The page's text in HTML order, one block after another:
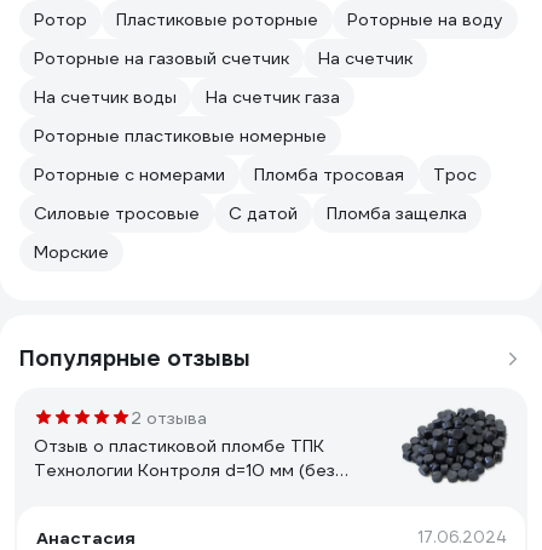
Ротор
Пластиковые роторные
Роторные на воду
Роторные на газовый счетчик
На счетчик
На счетчик воды
На счетчик газа
Роторные пластиковые номерные
Роторные с номерами
Пломба тросовая
Трос
Силовые тросовые
С датой
Пломба защелка
Морские
Популярные отзывы
2 отзыва
Отзыв о пластиковой пломбе ТПК
Технологии Контроля d=10 мм (без
Анастасия
17.06.2024